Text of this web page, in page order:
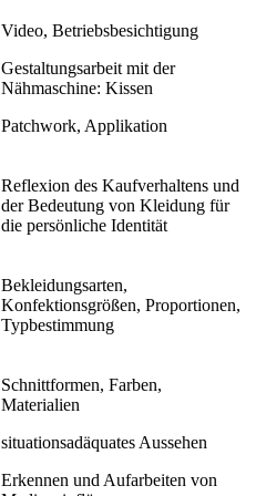
Video, Betriebsbesichtigung
Gestaltungsarbeit mit der
Nähmaschine: Kissen
Patchwork, Applikation
Reflexion des Kaufverhaltens und
der Bedeutung von Kleidung für
die persönliche Identität
Bekleidungsarten,
Konfektionsgrößen, Proportionen,
Typbestimmung
Schnittformen, Farben,
Materialien
situationsadäquates Aussehen
Erkennen und Aufarbeiten von